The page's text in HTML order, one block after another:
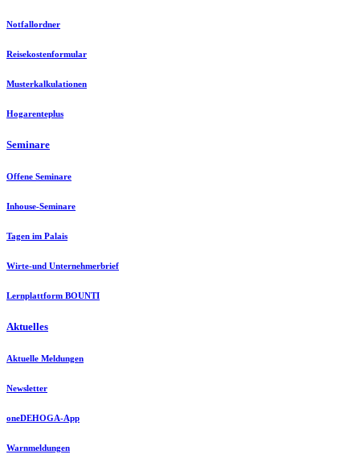
Notfallordner
Reisekostenformular
Musterkalkulationen
Hogarenteplus
Seminare
Offene Seminare
Inhouse-Seminare
Tagen im Palais
Wirte-und Unternehmerbrief
Lernplattform BOUNTI
Aktuelles
Aktuelle Meldungen
Newsletter
oneDEHOGA-App
Warnmeldungen